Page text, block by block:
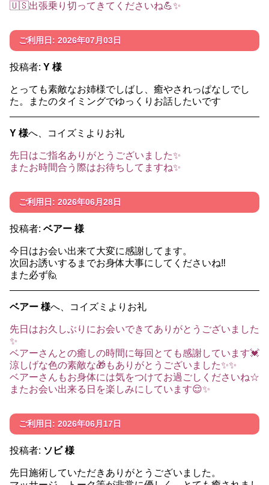
🇺🇸出張乗り切ってきてくださいね💪✨
ご利用日: 2026年07月03日
投稿者: Y 様
とっても素敵なお姉様でしばし、癒やされっぱなしでし
た。またのタイミングでゆっくりお話したいです
Y 様へ、コイズミよりお礼
先日はご指名ありがとうございました✨
またお時間合う際はお待ちしてますね✨
ご利用日: 2026年06月28日
投稿者: ベアー 様
今日はお会い出来て大変に感謝してます。
次回お誘いするまでお身体大事にしてくださいね‼️
また必ず🙋
ベアー 様へ、コイズミよりお礼
先日はお久しぶりにお会いできてありがとうございました
✨
ベアーさんとの癒しの時間に毎回とても感謝しています💓
涼しげな色の素敵な🎁もありがとうございました✨✨
ベアーさんもお身体には気をつけてお過ごしくださいね☆
またお会い出来る日を楽しみにしています😌✨
ご利用日: 2026年06月17日
投稿者: ソビ 様
先日施術していただきありがとうございました。